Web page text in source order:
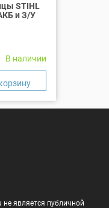
STIHL
и З/У
В наличии
является публичной